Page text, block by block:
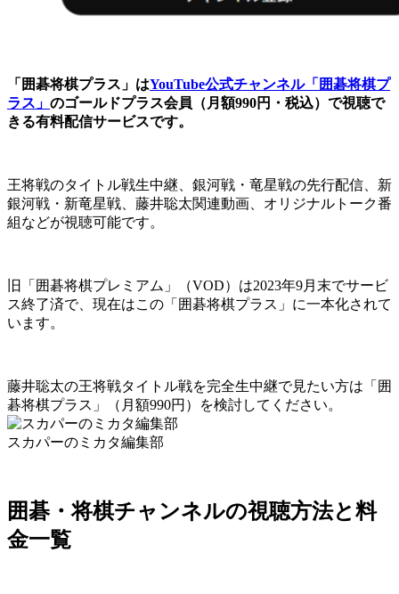
「囲碁将棋プラス」はYouTube公式チャンネル「囲碁将棋プ
ラス」 のゴールドプラス会員（月額990円・税込）で視聴で
きる有料配信サービスです。
王将戦のタイトル戦生中継、銀河戦・竜星戦の先行配信、新
銀河戦・新竜星戦、藤井聡太関連動画、オリジナルトーク番
組などが視聴可能です。
旧「囲碁将棋プレミアム」（VOD）は2023年9月末でサービ
ス終了済で、現在はこの「囲碁将棋プラス」に一本化されて
います。
藤井聡太の王将戦タイトル戦を完全生中継で見たい方は「囲
碁将棋プラス」（月額990円）を検討してください。
スカパーのミカタ編集部
囲碁・将棋チャンネルの視聴方法と料
金一覧